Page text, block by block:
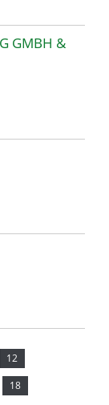
GMBH &
12
18